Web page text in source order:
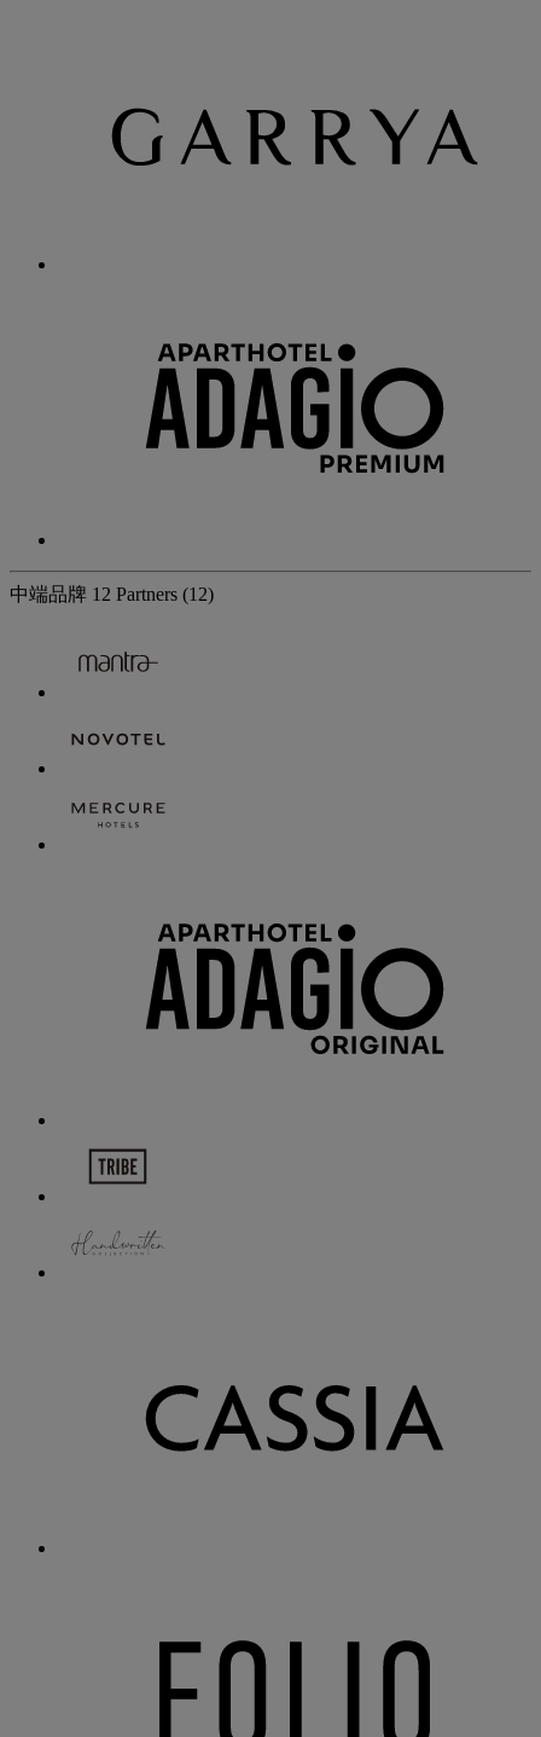
中端品牌 12 Partners (12)